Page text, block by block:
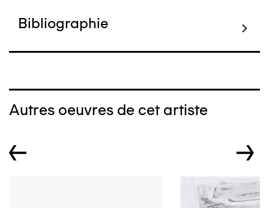
Bibliographie
Autres oeuvres de cet artiste
← →